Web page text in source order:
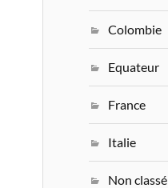
Colombie
Equateur
France
Italie
Non classé